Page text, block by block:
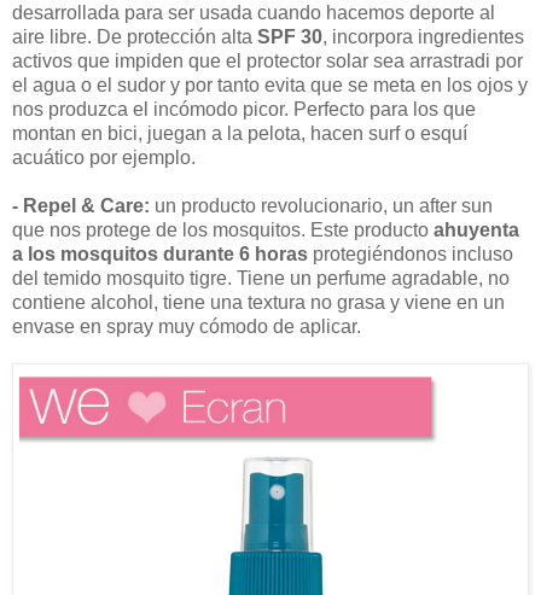
desarrollada para ser usada cuando hacemos deporte al
aire libre. De protección alta SPF 30, incorpora ingredientes
activos que impiden que el protector solar sea arrastradi por
el agua o el sudor y por tanto evita que se meta en los ojos y
nos produzca el incómodo picor. Perfecto para los que
montan en bici, juegan a la pelota, hacen surf o esquí
acuático por ejemplo.
- Repel & Care: un producto revolucionario, un after sun
que nos protege de los mosquitos. Este producto ahuyenta
a los mosquitos durante 6 horas protegiéndonos incluso
del temido mosquito tigre. Tiene un perfume agradable, no
contiene alcohol, tiene una textura no grasa y viene en un
envase en spray muy cómodo de aplicar.